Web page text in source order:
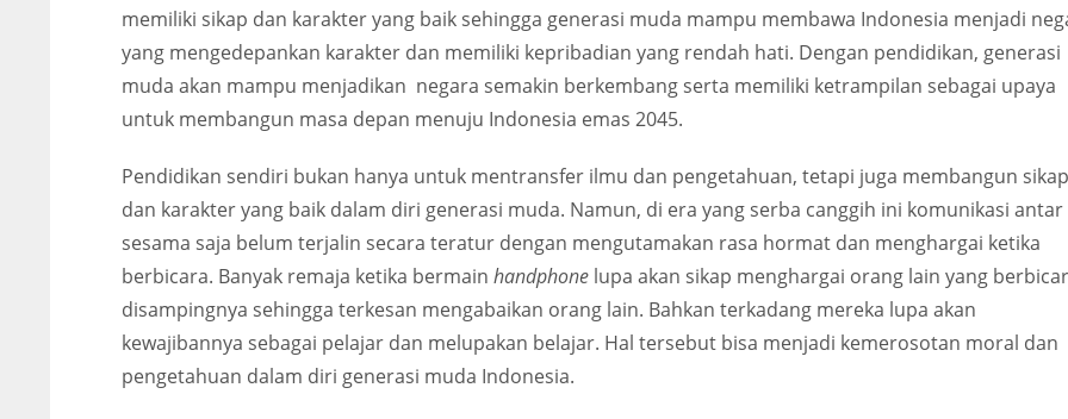
memiliki sikap dan karakter yang baik sehingga generasi muda mampu membawa Indonesia menjadi
yang mengedepankan karakter dan memiliki kepribadian yang rendah hati. Dengan pendidikan, generasi
muda akan mampu menjadikan negara semakin berkembang serta memiliki ketrampilan sebagai upaya
untuk membangun masa depan menuju Indonesia emas 2045.
Pendidikan sendiri bukan hanya untuk mentransfer ilmu dan pengetahuan, tetapi juga membangun sikap
dan karakter yang baik dalam diri generasi muda. Namun, di era yang serba canggih ini komunikasi antar
sesama saja belum terjalin secara teratur dengan mengutamakan rasa hormat dan menghargai ketika
berbicara. Banyak remaja ketika bermain handphone lupa akan sikap menghargai orang lain yang
disampingnya sehingga terkesan mengabaikan orang lain. Bahkan terkadang mereka lupa akan
kewajibannya sebagai pelajar dan melupakan belajar. Hal tersebut bisa menjadi kemerosotan moral dan
pengetahuan dalam diri generasi muda Indonesia.